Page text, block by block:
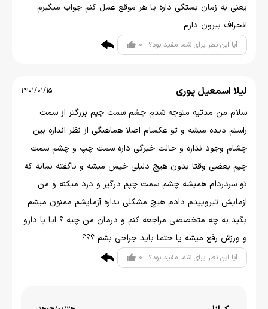
یعنی به زمان بستگی داره یا هر موقع عمل کنم جواب میگیرم
انحراف بیرون دارم
آیا این نظر برای شما مفید بود؟ 0
لیلا اسمعیل پوری 1401/01/15
سلام من مدتیه متوجه شدم چشم سمت چپم بزرگتر از سمت
راستم دیده میشه و تو عکسام اصلا هماهنگی از نظر اندازه بین
چشام وجود نداره و حالت خیرگی داره سمت چپ و چشم سمت
چپم بعضی وقتا بدون هیچ دلیلی خیس میشه و ناگفته نمانه که
تو سردردام همیشه چشم سمت چپم درگیر و درد میکنه و من
ازمایش تیروییدم دادم هیچ مشکلی نداره آزمایشم ممنون میشم
بگید به چه متخصصی مراجعه کنم و درمان من چیه ؟ ایا با دارو
و ورزش رفع میشه یا حتما باید جراحی بشم ؟؟؟
آیا این نظر برای شما مفید بود؟ 0